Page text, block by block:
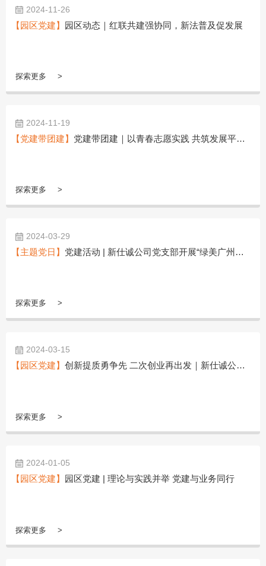
2024-11-26
【园区党建】 园区动态｜红联共建强协同，新法普及促发展
探索更多
2024-11-19
【党建带团建】 党建带团建｜以青春志愿实践 共筑发展平安路
探索更多
2024-03-29
【主题党日】 党建活动 | 新仕诚公司党支部开展“绿美广州·新仕诚公司在行动”主题党日活动
探索更多
2024-03-15
【园区党建】 创新提质勇争先 二次创业再出发｜新仕诚公司党支部委员会换届选举圆满完成
探索更多
2024-01-05
【园区党建】 园区党建 | 理论与实践并举 党建与业务同行
探索更多